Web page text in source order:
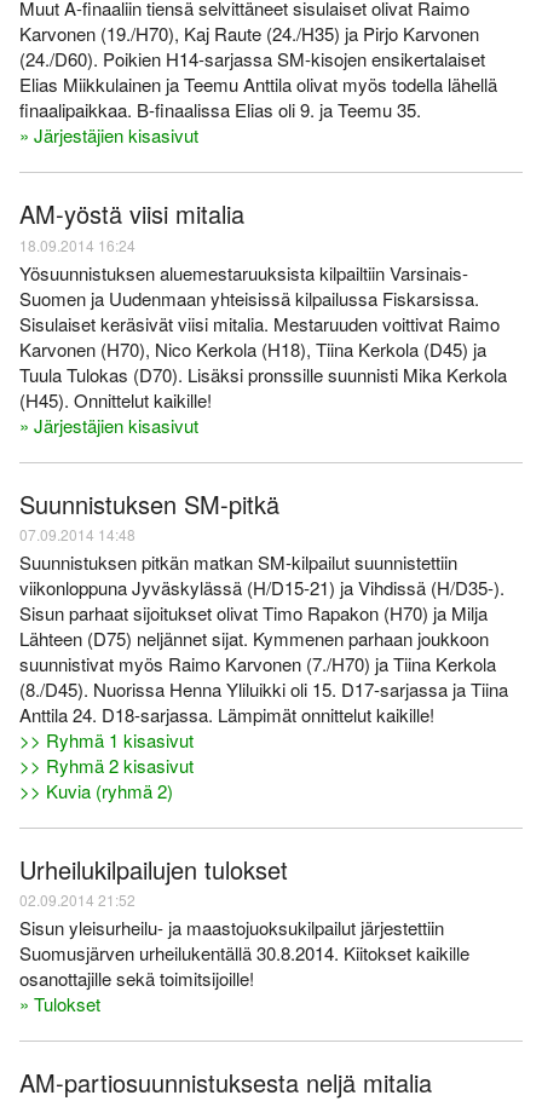
Muut A-finaaliin tiensä selvittäneet sisulaiset olivat Raimo
Karvonen (19./H70), Kaj Raute (24./H35) ja Pirjo Karvonen
(24./D60). Poikien H14-sarjassa SM-kisojen ensikertalaiset
Elias Miikkulainen ja Teemu Anttila olivat myös todella lähellä
finaalipaikkaa. B-finaalissa Elias oli 9. ja Teemu 35.
» Järjestäjien kisasivut
AM-yöstä viisi mitalia
18.09.2014 16:24
Yösuunnistuksen aluemestaruuksista kilpailtiin Varsinais-
Suomen ja Uudenmaan yhteisissä kilpailussa Fiskarsissa.
Sisulaiset keräsivät viisi mitalia. Mestaruuden voittivat Raimo
Karvonen (H70), Nico Kerkola (H18), Tiina Kerkola (D45) ja
Tuula Tulokas (D70). Lisäksi pronssille suunnisti Mika Kerkola
(H45). Onnittelut kaikille!
» Järjestäjien kisasivut
Suunnistuksen SM-pitkä
07.09.2014 14:48
Suunnistuksen pitkän matkan SM-kilpailut suunnistettiin
viikonloppuna Jyväskylässä (H/D15-21) ja Vihdissä (H/D35-).
Sisun parhaat sijoitukset olivat Timo Rapakon (H70) ja Milja
Lähteen (D75) neljännet sijat. Kymmenen parhaan joukkoon
suunnistivat myös Raimo Karvonen (7./H70) ja Tiina Kerkola
(8./D45). Nuorissa Henna Yliluikki oli 15. D17-sarjassa ja Tiina
Anttila 24. D18-sarjassa. Lämpimät onnittelut kaikille!
>> Ryhmä 1 kisasivut
>> Ryhmä 2 kisasivut
>> Kuvia (ryhmä 2)
Urheilukilpailujen tulokset
02.09.2014 21:52
Sisun yleisurheilu- ja maastojuoksukilpailut järjestettiin
Suomusjärven urheilukentällä 30.8.2014. Kiitokset kaikille
osanottajille sekä toimitsijoille!
» Tulokset
AM-partiosuunnistuksesta neljä mitalia